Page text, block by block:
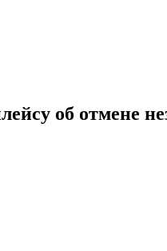
об отмене